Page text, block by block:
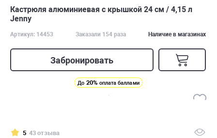
Кастрюля алюминиевая с крышкой 24 см / 4,15 л
Jenny
Артикул: 14453 Заказали 154 раза Наличие в магазинах
Забронировать
До 20% оплата баллами
5 43 отзыва